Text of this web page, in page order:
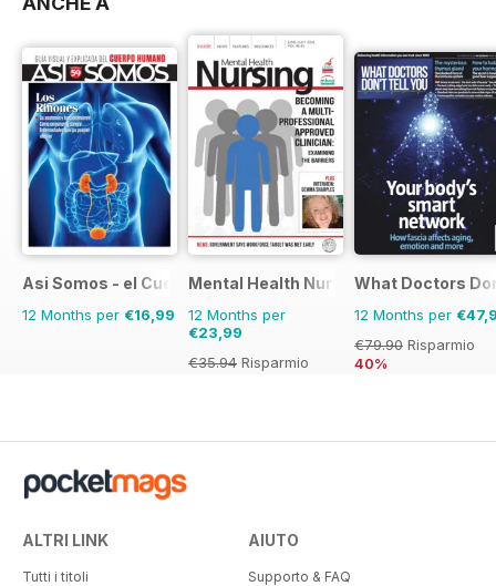
Asi Somos - el Cuerpo Humano
12 Months per €16,99
Mental Health Nursing
12 Months per
€23,99
€35.94 Risparmio
What Doctors
12 Months per
€79.90 Risparmio
40%
ALTRI LINK
Tutti i titoli
AIUTO
Supporto & FAQ